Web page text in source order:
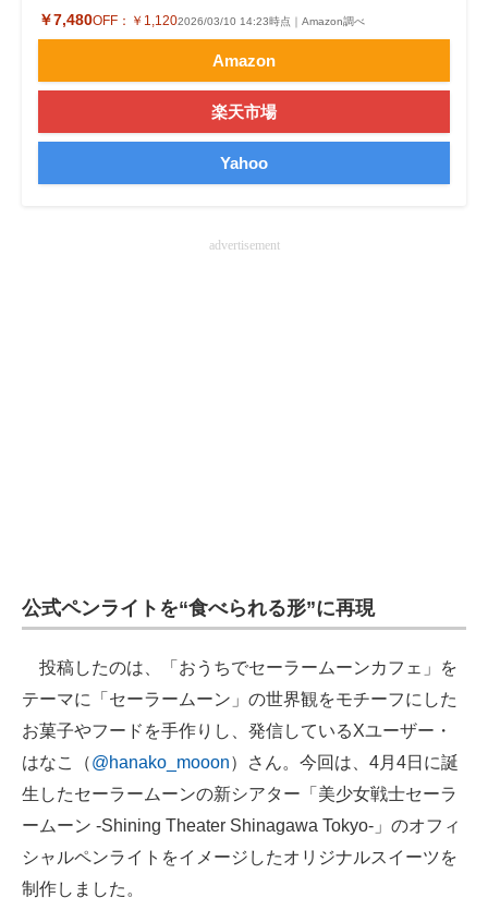
￥7,480OFF： ￥1,1202026/03/10 14:23時点｜Amazon調べ
Amazon
楽天市場
Yahoo
advertisement
公式ペンライトを“食べられる形”に再現
投稿したのは、「おうちでセーラームーンカフェ」を
テーマに「セーラームーン」の世界観をモチーフにした
お菓子やフードを手作りし、発信しているXユーザー・
はなこ（@hanako_mooon）さん。今回は、4月4日に誕
生したセーラームーンの新シアター「美少女戦士セーラ
ームーン -Shining Theater Shinagawa Tokyo-」のオフィ
シャルペンライトをイメージしたオリジナルスイーツを
制作しました。